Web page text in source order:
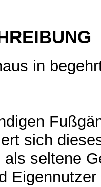
in
sich
seltene